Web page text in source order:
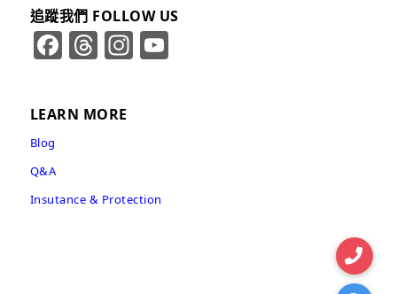
追蹤我們 FOLLOW US
FacebookThreads Instagram
LEARN MORE
Blog
Q&A
Insutance & Protection